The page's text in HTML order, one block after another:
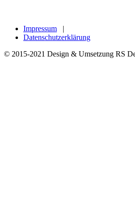
Impressum |
Datenschutzerklärung
© 2015-2021 Design & Umsetzung RS